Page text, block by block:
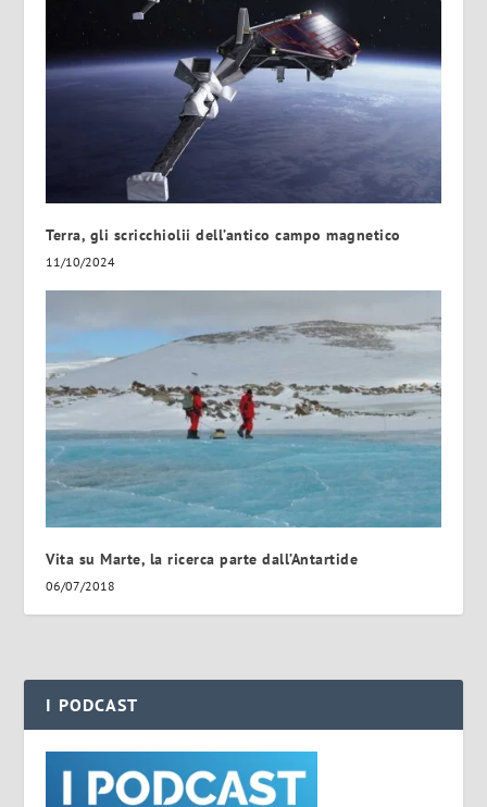
Terra, gli scricchiolii dell’antico campo magnetico
11/10/2024
Vita su Marte, la ricerca parte dall’Antartide
06/07/2018
I PODCAST